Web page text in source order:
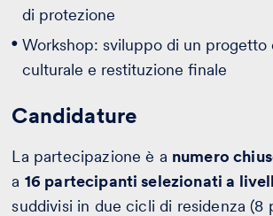
di protezione
Workshop: sviluppo di un progetto
culturale e restituzione finale
Candidature
La partecipazione è a numero
a 16 partecipanti selezionati a
suddivisi in due cicli di residenza (8